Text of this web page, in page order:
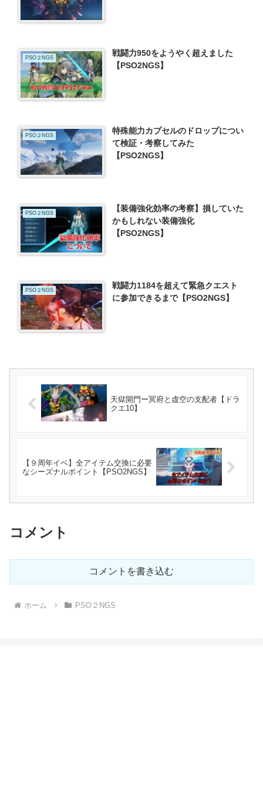
PSO２NGS
戦闘力950をようやく超えました
【PSO2NGS】
PSO２NGS
特殊能力カプセルのドロップについ
て検証・考察してみた
【PSO2NGS】
PSO２NGS
【装備強化効率の考察】損していた
かもしれない装備強化
【PSO2NGS】
PSO２NGS
戦闘力1184を超えて緊急クエスト
に参加できるまで【PSO2NGS】
天獄開門ー冥府と虚空の支配者【ドラ
クエ10】
【９周年イベ】全アイテム交換に必要
なシーズナルポイント【PSO2NGS】
コメント
コメントを書き込む
ホーム PSO２NGS